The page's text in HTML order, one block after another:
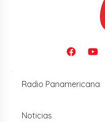
Radio Panamericana
Noticias